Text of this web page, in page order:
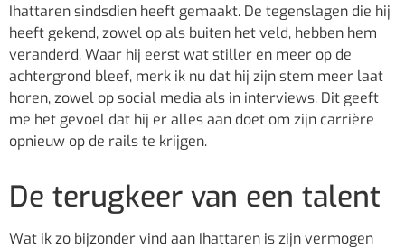
Ihattaren sindsdien heeft gemaakt. De tegenslagen die hij
heeft gekend, zowel op als buiten het veld, hebben hem
veranderd. Waar hij eerst wat stiller en meer op de
achtergrond bleef, merk ik nu dat hij zijn stem meer laat
horen, zowel op social media als in interviews. Dit geeft
me het gevoel dat hij er alles aan doet om zijn carrière
opnieuw op de rails te krijgen.
De terugkeer van een talent
Wat ik zo bijzonder vind aan Ihattaren is zijn vermogen